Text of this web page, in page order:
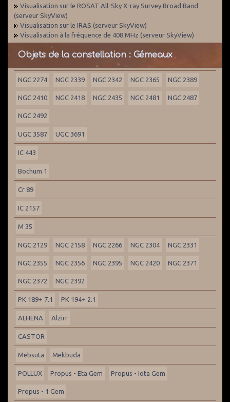
Visualisation sur le ROSAT All-Sky X-ray Survey Broad Band
(serveur SkyView)
Visualisation sur le IRAS (serveur SkyView)
Visualisation à la fréquence de 408 MHz (serveur SkyView)
Objets de la constellation : Gémeaux
NGC 2274 NGC 2339 NGC 2342 NGC 2365 NGC 2389
NGC 2410 NGC 2418 NGC 2435 NGC 2481 NGC 2487
NGC 2492
UGC 3587 UGC 3691
IC 443
Bochum 1
Cr 89
IC 2157
M 35
NGC 2129 NGC 2158 NGC 2266 NGC 2304 NGC 2331
NGC 2355 NGC 2356 NGC 2395 NGC 2420 NGC 2371
NGC 2372 NGC 2392
PK 189+ 7.1 PK 194+ 2.1
ALHENA Alzirr
CASTOR
Mebsuta Mekbuda
POLLUX Propus - Eta Gem Propus - Iota Gem
Propus - 1 Gem